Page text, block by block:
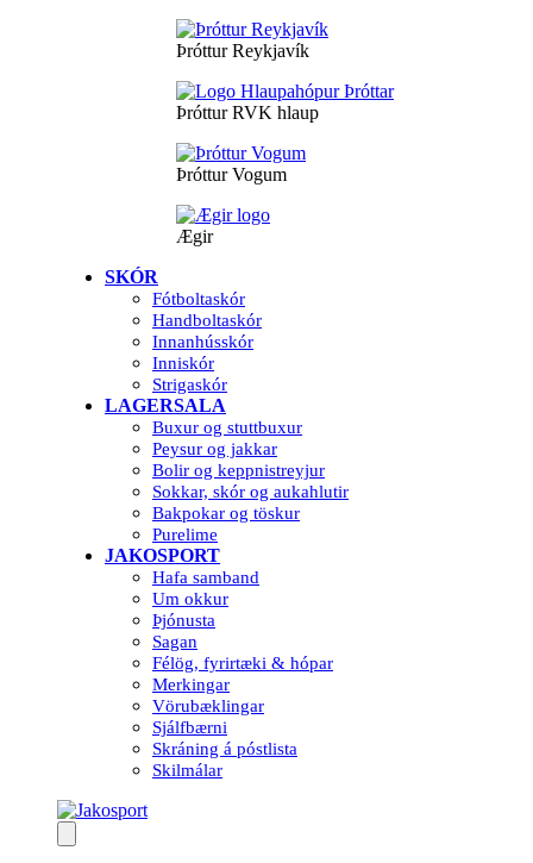
Þróttur Reykjavík
Þróttur RVK hlaup
Þróttur Vogum
Ægir
SKÓR
Fótboltaskór
Handboltaskór
Innanhússkór
Inniskór
Strigaskór
LAGERSALA
Buxur og stuttbuxur
Peysur og jakkar
Bolir og keppnistreyjur
Sokkar, skór og aukahlutir
Bakpokar og töskur
Purelime
JAKOSPORT
Hafa samband
Um okkur
Þjónusta
Sagan
Félög, fyrirtæki & hópar
Merkingar
Vörubæklingar
Sjálfbærni
Skráning á póstlista
Skilmálar